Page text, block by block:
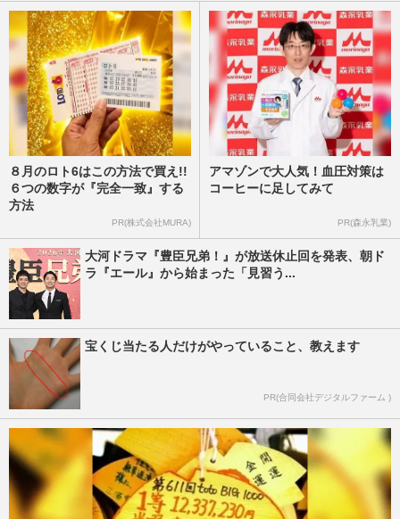
８月のロト6はこの方法で買え!!
６つの数字が『完全一致』する
方法
PR(株式会社MURA)
アマゾンで大人気！血圧対策は
コーヒーに足してみて
PR(森永乳業)
大河ドラマ『豊臣兄弟！』が放送休止回を発表、朝ド
ラ『エール』から始まった「見習う...
宝くじ当たる人だけがやっていること、教えます
PR(合同会社デジタルファーム )